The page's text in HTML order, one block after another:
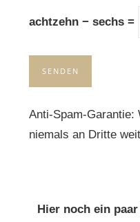
achtzehn − sechs =
Anti-Spam-Garantie:
niemals an Dritte
Hier noch ein paar